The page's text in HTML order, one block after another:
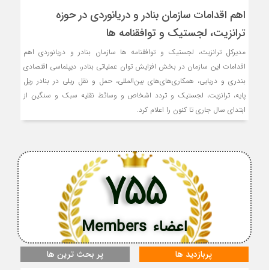
اهم اقدامات سازمان بنادر و دریانوردی در حوزه
ترانزیت، لجستیک و توافقنامه ها
مدیرکل ترانزیت، لجستیک و توافقنامه ها سازمان بنادر و دریانوردی اهم
اقدامات این سازمان در بخش افزایش توان عملیاتی بنادر، دیپلماسی اقتصادی
بندری و دریایی، همکاری‌های‌های بین‌المللی، حمل ‌و نقل ریلی در بنادر ریل
پایه، ترانزیت، لجستیک و تردد اشخاص و وسائط نقلیه سبک و سنگین از
ابتدای سال جاری تا کنون را اعلام کرد.
اعضاء Members
755
پربازدید ها پر بحث ترین ها